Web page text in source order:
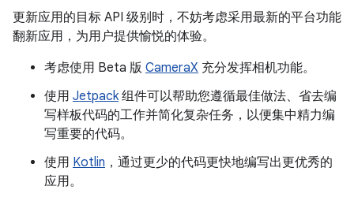
更新应用的目标 API 级别时，不妨考虑采用最新的平台功能
翻新应用，为用户提供愉悦的体验。
考虑使用 Beta 版 CameraX 充分发挥相机功能。
使用 Jetpack组件可以帮助您遵循最佳做法、省去编
写样板代码的工作并简化复杂任务，以便集中精力编
写重要的代码。
使用 Kotlin ，通过更少的代码更快地编写出更优秀的
应用。